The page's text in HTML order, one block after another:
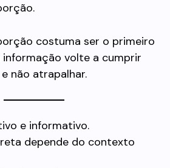
costuma ser o primeiro
informação volte a cumprir
não atrapalhar.
e informativo.
depende do contexto